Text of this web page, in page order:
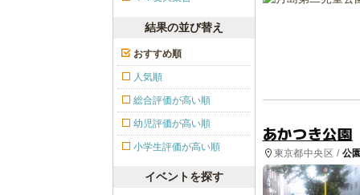
あかつき公園
東京都中央区 / 公
結果の並び替え
おすすめ順
人気順
総合評価が高い順
幼児評価が高い順
小学生評価が高い順
イベントを探す